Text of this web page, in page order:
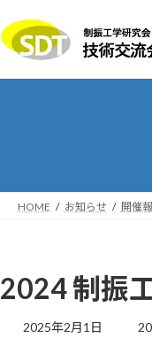
HOME お知らせ 開催
2024 制振
2025年2月1日
最